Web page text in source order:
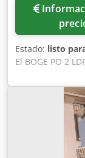
Información de
Estado: listo
El BOGE PO 2
comprimido
aceite, que
de aire
refrigeración
serie PO
diseñada
como la